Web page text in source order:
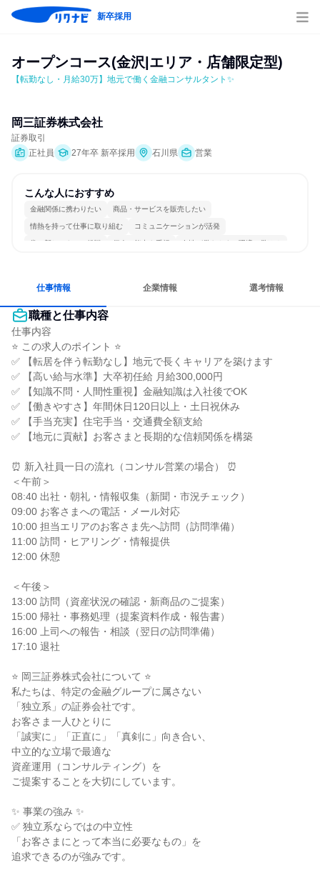
新卒採用
オープンコース(金沢|エリア・店舗限定型)
【転勤なし・月給30万】地元で働く金融コンサルタント✨
岡三証券株式会社
証券取引
正社員
27年卒 新卒採用 石川県 営業
こんな人におすすめ
金融関係に携わりたい 商品・サービスを販売したい
情熱を持って仕事に取り組む コミュニケーションが活発
常に新しいものに挑戦 個人の能力を重視 女性が働きやすい環境で働ける
仕事情報 企業情報 選考情報
職種と仕事内容
仕事内容
⭐ この求人のポイント ⭐
✅ 【転居を伴う転勤なし】地元で長くキャリアを築けます
✅ 【高い給与水準】大卒初任給 月給300,000円
✅ 【知識不問・人間性重視】金融知識は入社後でOK
✅ 【働きやすさ】年間休日120日以上・土日祝休み
✅ 【手当充実】住宅手当・交通費全額支給
✅ 【地元に貢献】お客さまと長期的な信頼関係を構築
⏰ 新入社員一日の流れ（コンサル営業の場合） ⏰
＜午前＞
08:40 出社・朝礼・情報収集（新聞・市況チェック）
09:00 お客さまへの電話・メール対応
10:00 担当エリアのお客さま先へ訪問（訪問準備）
11:00 訪問・ヒアリング・情報提供
12:00 休憩
＜午後＞
13:00 訪問（資産状況の確認・新商品のご提案）
15:00 帰社・事務処理（提案資料作成・報告書）
16:00 上司への報告・相談（翌日の訪問準備）
17:10 退社
⭐ 岡三証券株式会社について ⭐
私たちは、特定の金融グループに属さない
「独立系」の証券会社です。
お客さま一人ひとりに
「誠実に」「正直に」「真剣に」向き合い、
中立的な立場で最適な
資産運用（コンサルティング）を
ご提案することを大切にしています。
✨ 事業の強み ✨
✅ 独立系ならではの中立性
「お客さまにとって本当に必要なもの」を
追求できるのが強みです。